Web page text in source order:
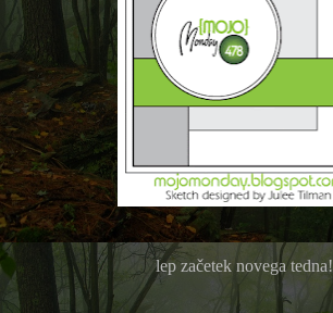
lep začetek novega tedna!